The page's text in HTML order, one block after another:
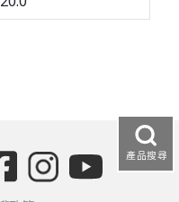
產品搜尋